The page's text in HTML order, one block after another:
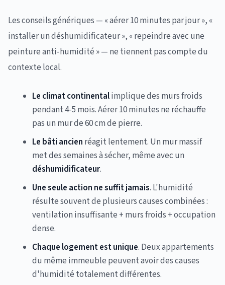
Les conseils génériques — « aérer 10 minutes par jour », «
installer un déshumidificateur », « repeindre avec une
peinture anti-humidité » — ne tiennent pas compte du
contexte local.
Le climat continentalimplique des murs froids
pendant 4-5 mois. Aérer 10 minutes ne réchauffe
pas un mur de 60 cm de pierre.
Le bâti ancien réagit lentement. Un mur massif
met des semaines à sécher, même avec un
déshumidificateur.
Une seule action ne suffit jamais. L'humidité
résulte souvent de plusieurs causes combinées :
ventilation insuffisante + murs froids + occupation
dense.
Chaque logement est unique. Deux appartements
du même immeuble peuvent avoir des causes
d'humidité totalement différentes.